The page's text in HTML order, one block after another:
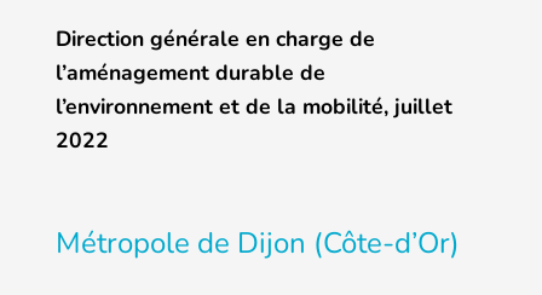
Direction générale en charge de
l’aménagement durable de
l’environnement et de la mobilité, juillet
2022
Métropole de Dijon (Côte-d’Or)